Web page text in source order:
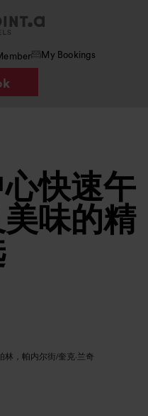
My Bookings
快速午
味的精
林，帕内尔街/奎克·兰奇